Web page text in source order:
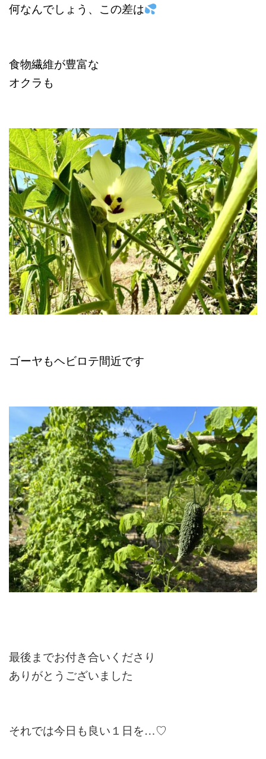
何なんでしょう、この差は
食物繊維が豊富な
オクラも
ゴーヤもヘビロテ間近です
最後までお付き合いくださり
ありがとうございました
それでは今日も良い１日を…♡